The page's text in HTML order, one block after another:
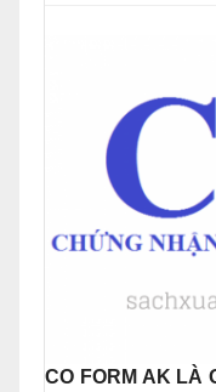
CO FORM AK LÀ